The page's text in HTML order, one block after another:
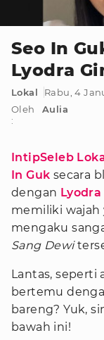
Seo In
Lyodra
Lokal
Rabu, 4
Oleh
:
Aulia
IntipSeleb
In Guk secara
dengan
memiliki wajah
mengaku
Sang Dewi
Lantas, seperti
bertemu
bareng? Yuk,
bawah ini!